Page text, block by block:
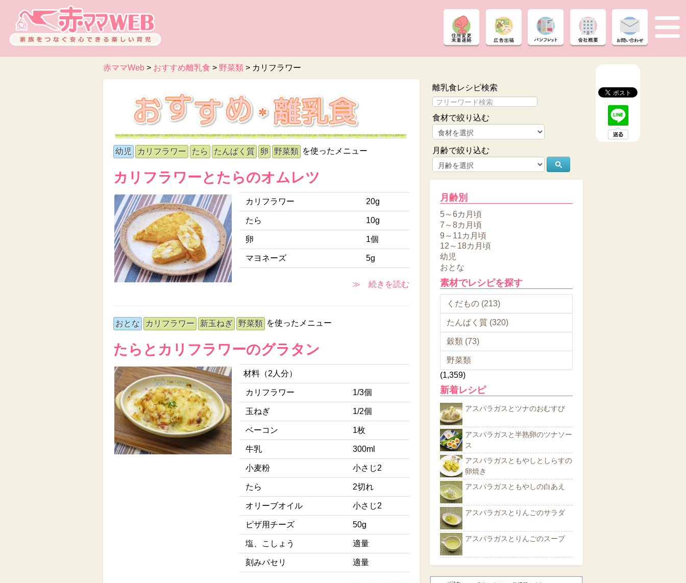
赤ママWeb > おすすめ離乳食 > 野菜類 > カリフラワー
幼児 カリフラワー たら たんぱく質 卵 野菜類 を使ったメニュー
カリフラワーとたらのオムレツ
カリフラワー 20g
たら 10g
卵 1個
マヨネーズ 5g
≫ 続きを読む
おとな カリフラワー 新玉ねぎ 野菜類 を使ったメニュー
たらとカリフラワーのグラタン
材料（2人分）
カリフラワー 1/3個
玉ねぎ 1/2個
ベーコン 1枚
牛乳 300ml
小麦粉 小さじ2
たら 2切れ
オリーブオイル 小さじ2
ピザ用チーズ 50g
塩、こしょう 適量
刻みパセリ 適量
離乳食レシピ検索
食材で絞り込む
月齢で絞り込む
月齢別
5～6カ月頃
7～8カ月頃
9～11カ月頃
12～18カ月頃
幼児
おとな
素材でレシピを探す
くだもの (213)
たんぱく質 (320)
穀類 (73)
野菜類
(1,359)
新着レシピ
アスパラガスとツナのおむすび
アスパラガスと半熟卵のツナソー
ス
アスパラガスともやしとしらすの
卵焼き
アスパラガスともやしの白あえ
アスパラガスとりんごのサラダ
アスパラガスとりんごのスープ